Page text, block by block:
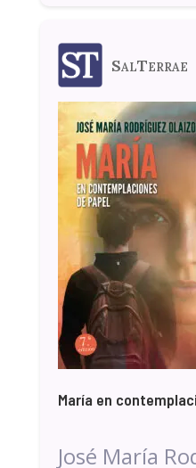
SalTerrae
María en
José María